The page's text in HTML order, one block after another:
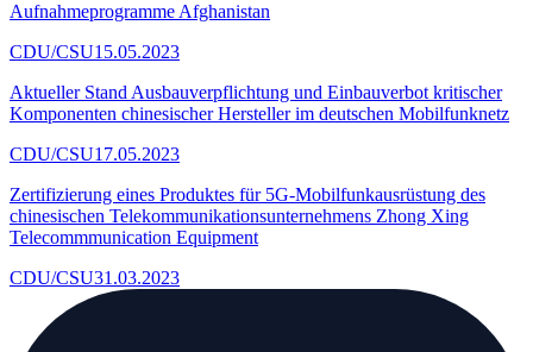
Aufnahmeprogramme Afghanistan
CDU/CSU15.05.2023
Aktueller Stand Ausbauverpflichtung und Einbauverbot kritischer
Komponenten chinesischer Hersteller im deutschen Mobilfunknetz
CDU/CSU17.05.2023
Zertifizierung eines Produktes für 5G-Mobilfunkausrüstung des
chinesischen Telekommunikationsunternehmens Zhong Xing
Telecommmunication Equipment
CDU/CSU31.03.2023